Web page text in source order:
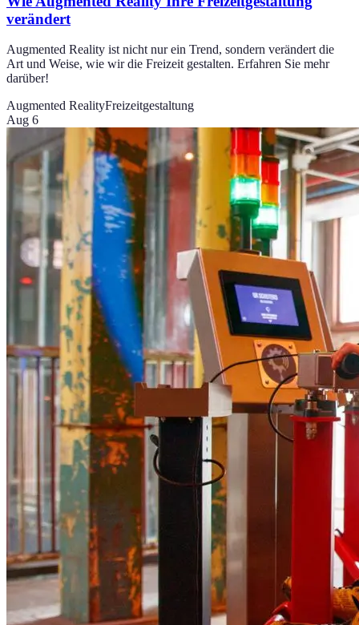
verändert
Augmented Reality ist nicht nur ein Trend, sondern verändert die
Art und Weise, wie wir die Freizeit gestalten. Erfahren Sie mehr
darüber!
Augmented RealityFreizeitgestaltung
Aug 6